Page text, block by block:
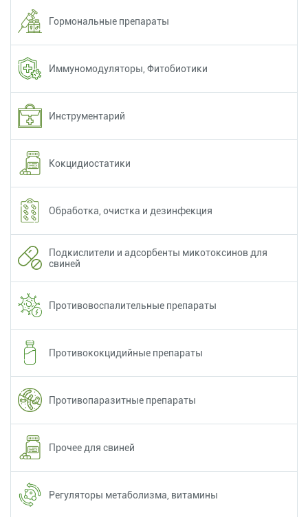
Гормональные препараты
Иммуномодуляторы, Фитобиотики
Инструментарий
Кокцидиостатики
Обработка, очистка и дезинфекция
Подкислители и адсорбенты микотоксинов для
свиней
Противовоспалительные препараты
Противококцидийные препараты
Противопаразитные препараты
Прочее для свиней
Регуляторы метаболизма, витамины